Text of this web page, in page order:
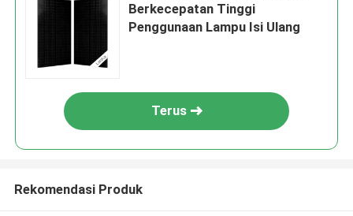
Berkecepatan Tinggi
Penggunaan Lampu Isi Ulang
Terus
Rekomendasi Produk